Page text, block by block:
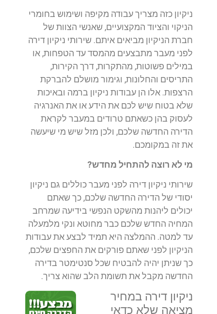
ניקיון כזה מצריך עבודה מקיפה ושימוש בחומרי
הניקוי והציוד המקצועיים, שאנשי הצוות של
חברת הניקיון מביאים איתם. שירותי ניקיון דירה
לפני מעבר מתבצעים מהמסד עד הטפחות, או
במילים פשוטות, מהתקרות, דרך הקירות,
התריסים והחלונות, וגימור מושלם להברקת
הרצפות. אלו הן עבודות ניקיון ברמה ובאיכות
שלא בטוח שיש לכם את הידע או את האנרגיה
לעסוק בהן כשאתם טרודים במעבר לקראת
הדירה החדשה שלכם, ולכן מזל שיש מי שיעשה
את זה במקומכם.
מי לא רוצה להתחיל מחדש?
שירותי ניקיון דירה לפני מעבר כוללים גם ניקיון
יסודי של הדירה החדשה שלכם, כך שאתם
יכולים ליהנות מהשקט הנפשי בידיעה שמרחב
המחיה החדש שלכם כבר מחוטא ונקי מלמעלה
עד למטה. ההמלצה היא תמיד לבצע את עבודות
הניקיון לפני שאתם פורקים את החפצים שלכם,
כך שניתן יהיה להבטיח שכל סנטימטר בדירה
החדשה מקבל את תשומת הלב שהוא צריך.
ניקיון דירה במחיר
מציאה שלא כדאי